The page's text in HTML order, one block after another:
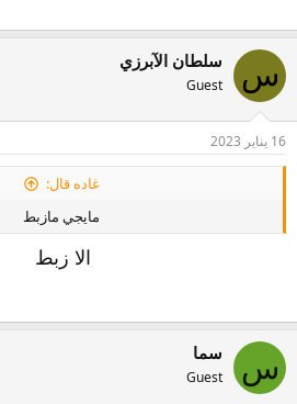
س سلطان الآبرزي
Guest
16 يناير 2023
غاده قال:
مايجي مازبط
الا زبط
س سما
Guest